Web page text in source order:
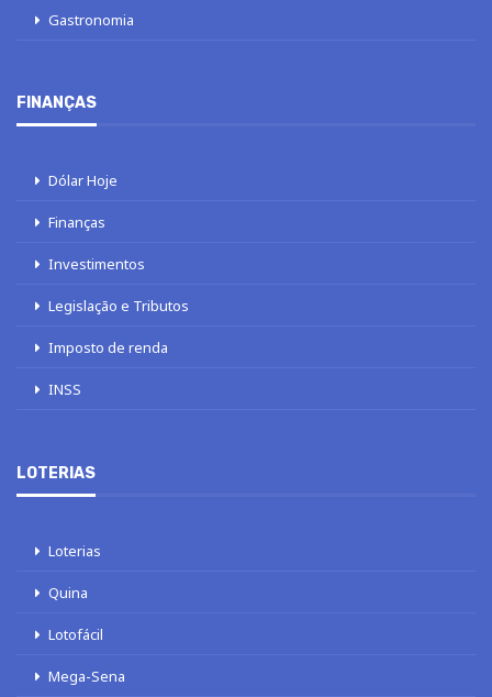
Gastronomia
FINANÇAS
Dólar Hoje
Finanças
Investimentos
Legislação e Tributos
Imposto de renda
INSS
LOTERIAS
Loterias
Quina
Lotofácil
Mega-Sena